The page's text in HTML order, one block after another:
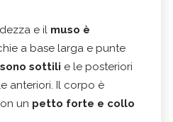
e il muso è
a base larga e punte
sottili e le posteriori
anteriori. Il corpo è
un petto forte e collo